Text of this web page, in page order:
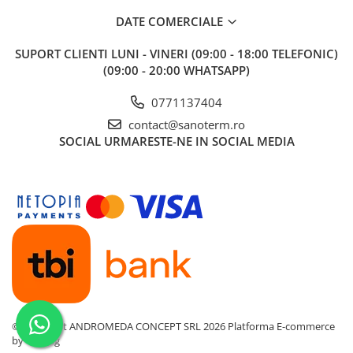
Baterii cu dus extractabil
Chiuvete bucatarie
Chiuvete Compozit
Seturi chiuvete si baterii
Distribuitoare
Grup amestec
Automatizari
Pompe recirculare
Pompa ridicare presiune
Cutii distribuitoare
DATE COMERCIALE
SUPORT CLIENTI LUNI - VINERI (09:00 - 18:00 TELEFONIC)
(09:00 - 20:00 WHATSAPP)
0771137404
contact@sanoterm.ro
SOCIAL URMARESTE-NE IN SOCIAL MEDIA
©Copyright ANDROMEDA CONCEPT SRL 2026 Platforma E-commerce
by Gomag